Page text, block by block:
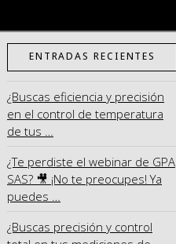
ENTRADAS RECIENTES
¿Buscas eficiencia y precisión
en el control de temperatura
de tus …
¿Te perdiste el webinar de GPA
SAS? 🎥 ¡No te preocupes! Ya
puedes …
¿Buscas precisión y control